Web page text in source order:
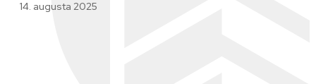
14. augusta 2025